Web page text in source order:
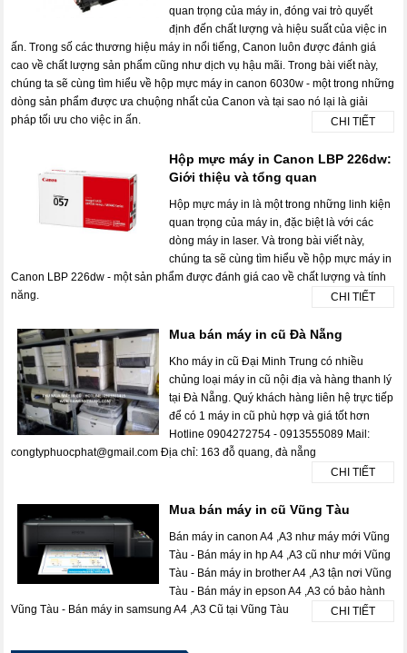
quan trọng của máy in, đóng vai trò quyết
định đến chất lượng và hiệu suất của việc in
ấn. Trong số các thương hiệu máy in nổi tiếng, Canon luôn được đánh giá
cao về chất lượng sản phẩm cũng như dịch vụ hậu mãi. Trong bài viết này,
chúng ta sẽ cùng tìm hiểu về hộp mực máy in canon 6030w - một trong những
dòng sản phẩm được ưa chuộng nhất của Canon và tại sao nó lại là giải
pháp tối ưu cho việc in ấn.
CHI TIẾT
Hộp mực máy in Canon LBP 226dw:
Giới thiệu và tổng quan
Hộp mực máy in là một trong những linh kiện
quan trọng của máy in, đặc biệt là với các
dòng máy in laser. Và trong bài viết này,
chúng ta sẽ cùng tìm hiểu về hộp mực máy in
Canon LBP 226dw - một sản phẩm được đánh giá cao về chất lượng và tính
năng.
CHI TIẾT
Mua bán máy in cũ Đà Nẵng
Kho máy in cũ Đại Minh Trung có nhiều
chủng loại máy in cũ nội địa và hàng thanh lý
tại Đà Nẵng. Quý khách hàng liên hệ trực tiếp
để có 1 máy in cũ phù hợp và giá tốt hơn
Hotline 0904272754 - 0913555089 Mail:
congtyphuocphat@gmail.com Địa chỉ: 163 đỗ quang, đà nẵng
CHI TIẾT
Mua bán máy in cũ Vũng Tàu
Bán máy in canon A4 ,A3 như máy mới Vũng
Tàu - Bán máy in hp A4 ,A3 cũ như mới Vũng
Tàu - Bán máy in brother A4 ,A3 tận nơi Vũng
Tàu - Bán máy in epson A4 ,A3 có bảo hành
Vũng Tàu - Bán máy in samsung A4 ,A3 Cũ tại Vũng Tàu
CHI TIẾT